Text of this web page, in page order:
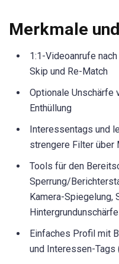
Merkmale
1:1-Videoanrufe
Skip und Re-Match
Optionale Unschärfe
Enthüllung
Interessentags und
strengere Filter über
Tools für den
Sperrung/
Kamera-Spiegelung,
Hintergrundunschärfe
Einfaches Profil mit
und Interessen-Tags